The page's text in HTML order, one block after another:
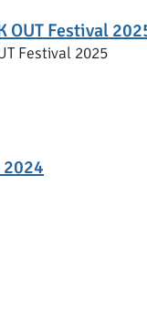
OUT Festival
Festival 2025